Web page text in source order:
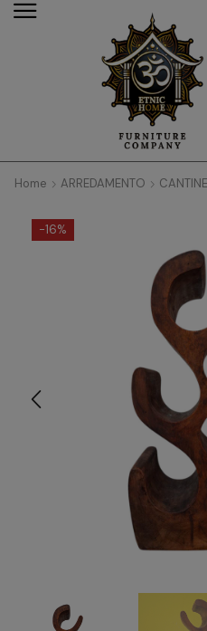
Home ARREDAMENTO
-16%